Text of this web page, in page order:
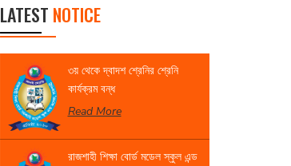
LATEST NOTICE
৩য় থেকে দ্বাদশ শ্রেনির শ্রেনি
কার্যক্রম বন্ধ
Read More
রাজশাহী শিক্ষা বোর্ড মডেল স্কুল এন্ড